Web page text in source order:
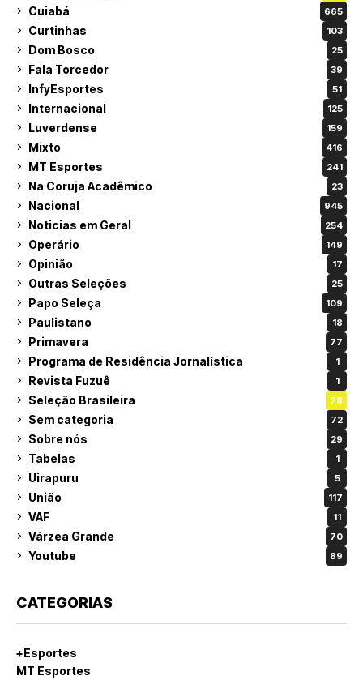
Cuiabá 665
Curtinhas 103
Dom Bosco 25
Fala Torcedor 39
InfyEsportes 51
Internacional 125
Luverdense 159
Mixto 416
MT Esportes 241
Na Coruja Acadêmico 23
Nacional 945
Noticias em Geral 254
Operário 149
Opinião 17
Outras Seleções 25
Papo Seleça 109
Paulistano 18
Primavera 77
Programa de Residência Jornalística 1
Revista Fuzuê 1
Seleção Brasileira 78
Sem categoria 72
Sobre nós 29
Tabelas 1
Uirapuru 5
União 117
VAF 11
Várzea Grande 70
Youtube 89
CATEGORIAS
+Esportes
MT Esportes